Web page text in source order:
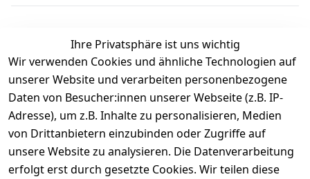
Kundenbewertungen
Durchschnittliche Bewertung
0
Basierend auf 0 Bewertung(en)
Bewertung abgeben
Ihre Privatsphäre ist uns wichtig
Wir verwenden Cookies und ähnliche Technologien auf
unserer Website und verarbeiten personenbezogene
Daten von Besucher:innen unserer Webseite (z.B. IP-
Adresse), um z.B. Inhalte zu personalisieren, Medien
von Drittanbietern einzubinden oder Zugriffe auf
unsere Website zu analysieren. Die Datenverarbeitung
erfolgt erst durch gesetzte Cookies. Wir teilen diese